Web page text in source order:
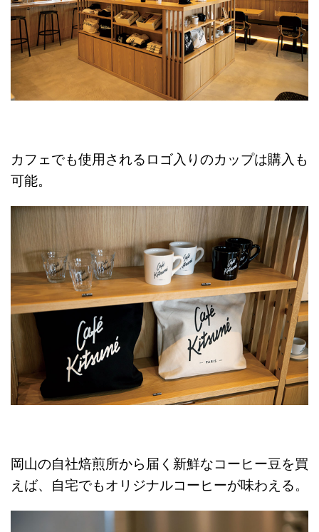
カフェでも使用されるロゴ入りのカップは購入も
可能。
岡山の自社焙煎所から届く新鮮なコーヒー豆を買
えば、自宅でもオリジナルコーヒーが味わえる。